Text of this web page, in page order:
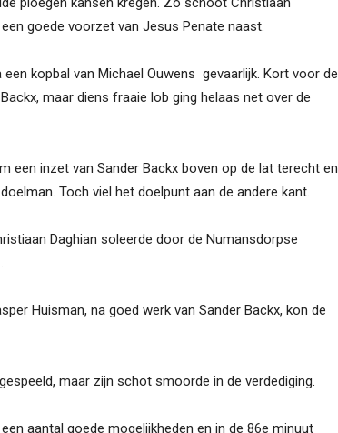
goede voorzet van Jesus Penate naast.
kopbal van Michael Ouwens gevaarlijk. Kort voor de
maar diens fraaie lob ging helaas net over de
een inzet van Sander Backx boven op de lat terecht en
Toch viel het doelpunt aan de andere kant.
Daghian soleerde door de Numansdorpse
Huisman, na goed werk van Sander Backx, kon de
maar zijn schot smoorde in de verdediging.
aantal goede mogelijkheden en in de 86e minuut